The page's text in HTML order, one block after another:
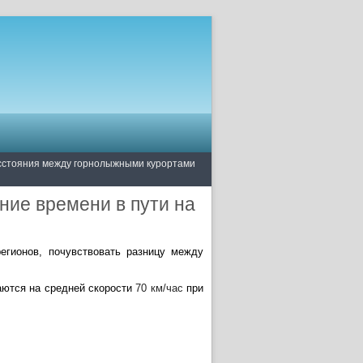
между горнолыжными курортами
времени в пути на
почувствовать разницу между
на средней скорости 70 км/час при